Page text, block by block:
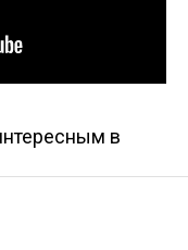
в